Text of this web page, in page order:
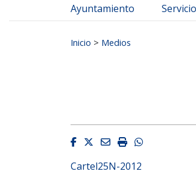
Ayuntamiento
Inicio > Medios
Facebook
Twitter
EmailImprimirWhatsapp
Cartel25N-2012